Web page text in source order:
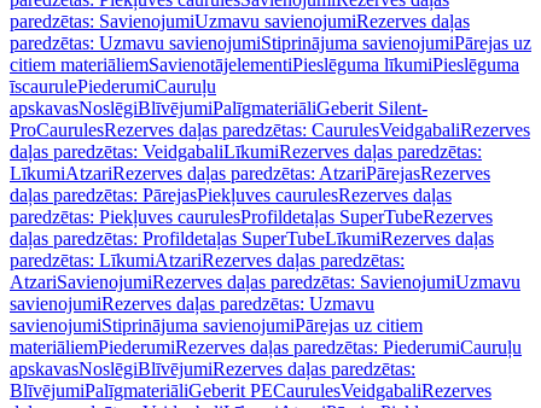
paredzētas: SavienojumiUzmavu savienojumiRezerves daļas
paredzētas: Uzmavu savienojumiStiprinājuma savienojumiPārejas uz
citiem materiāliemSavienotājelementiPieslēguma līkumiPieslēguma
īscaurulePiederumiCauruļu
apskavasNoslēgiBlīvējumiPalīgmateriāliGeberit Silent-
ProCaurulesRezerves daļas paredzētas: CaurulesVeidgabaliRezerves
daļas paredzētas: VeidgabaliLīkumiRezerves daļas paredzētas:
LīkumiAtzariRezerves daļas paredzētas: AtzariPārejasRezerves
daļas paredzētas: PārejasPiekļuves caurulesRezerves daļas
paredzētas: Piekļuves caurulesProfildetaļas SuperTubeRezerves
daļas paredzētas: Profildetaļas SuperTubeLīkumiRezerves daļas
paredzētas: LīkumiAtzariRezerves daļas paredzētas:
AtzariSavienojumiRezerves daļas paredzētas: SavienojumiUzmavu
savienojumiRezerves daļas paredzētas: Uzmavu
savienojumiStiprinājuma savienojumiPārejas uz citiem
materiāliemPiederumiRezerves daļas paredzētas: PiederumiCauruļu
apskavasNoslēgiBlīvējumiRezerves daļas paredzētas:
BlīvējumiPalīgmateriāliGeberit PECaurulesVeidgabaliRezerves